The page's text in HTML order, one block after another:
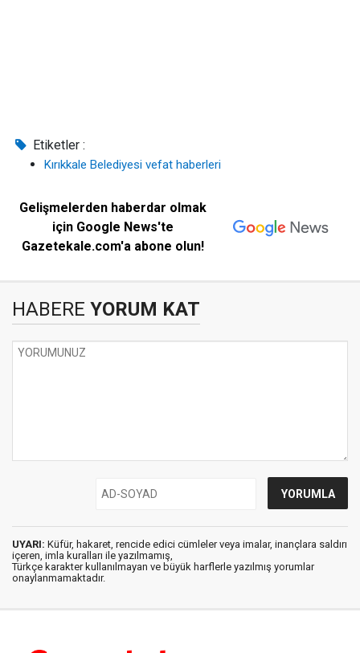
Etiketler :
Kırıkkale Belediyesi vefat haberleri
Gelişmelerden haberdar olmak
için Google News'te
Gazetekale.com'a abone olun!
HABERE YORUM KAT
UYARI: Küfür, hakaret, rencide edici cümleler veya imalar, inançlara saldırı
içeren, imla kuralları ile yazılmamış,
Türkçe karakter kullanılmayan ve büyük harflerle yazılmış yorumlar
onaylanmamaktadır.